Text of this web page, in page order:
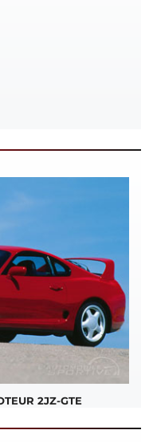
2JZ-GTE